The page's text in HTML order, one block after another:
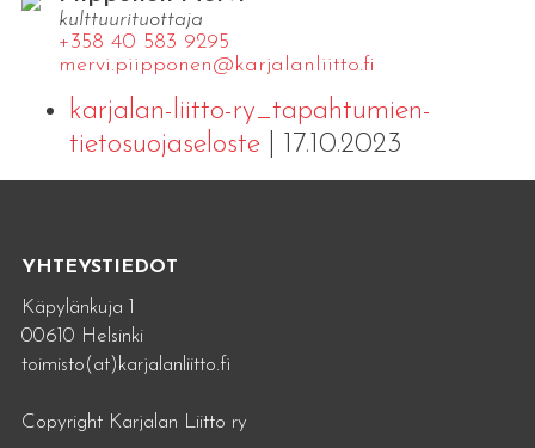
kulttuurituottaja
+358 40 583 9295
mervi.​piipponen@​kar​jala​nlii​tto.​fi
karjalan-liitto-ry_tapahtumien-
tietosuojaseloste| 17.10.2023
YHTEYSTIEDOT
Käpylänkuja 1
00610 Helsinki
toimisto(at)karjalanliitto.fi
Copyright Karjalan Liitto ry